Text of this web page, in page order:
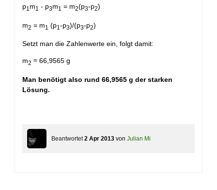
p1 m1 - p3m1 = m2(p3-p2)
m2 = m1 (p1 -p3)/(p3-p2)
Setzt man die Zahlenwerte ein, folgt damit:
m2 ≈ 66,9565 g
Man benötigt also rund 66,9565 g der starken
Lösung.
Beantwortet 2 Apr 2013 von Julian Mi